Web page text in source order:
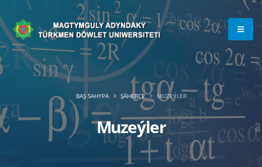
Muzeýler
BAŞ SAHYPA ŞÄHERÇE MUZEÝLER